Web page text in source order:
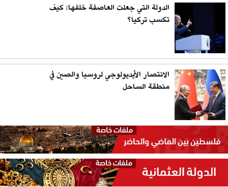
الدولة التي جعلت العاصفة خلفها: كيف
تكسب تركيا؟
الانتصار الأيديولوجي لروسيا والصين في
منطقة الساحل